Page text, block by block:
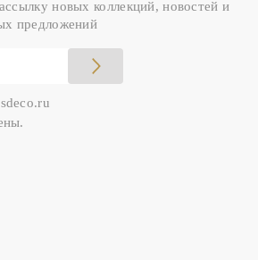
новых коллекций, новостей и
предложений